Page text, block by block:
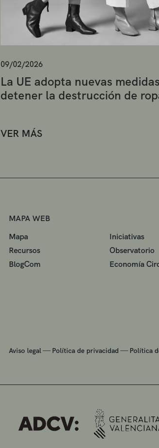
09/02/2026
La UE adopta nuevas
detener la destrucción de
VER MÁS
MAPA WEB
Mapa
Iniciativas
Recursos
Observatorio
BlogCom
Economía
Aviso legal — Política de privacidad — Política